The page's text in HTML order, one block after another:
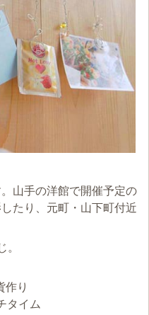
山手の洋館で開催予定の
たり、元町・山下町付近
。
作り
タイム